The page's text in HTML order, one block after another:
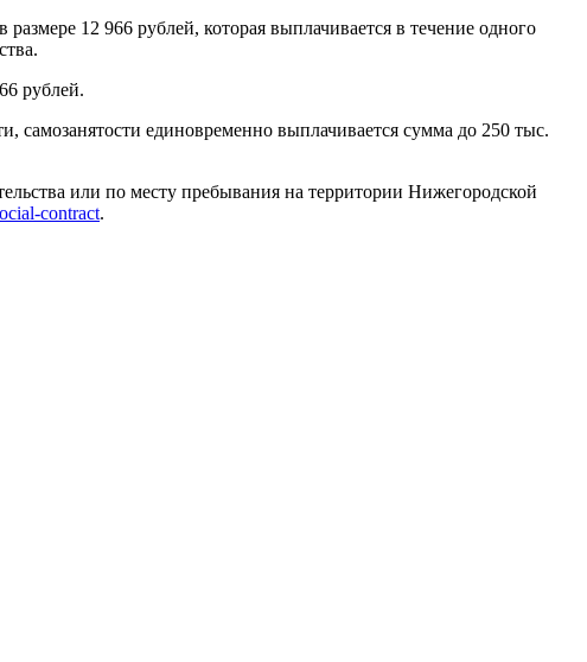
12 966 рублей, которая выплачивается в течение одного
рублей.
самозанятости единовременно выплачивается сумма до 250 тыс.
или по месту пребывания на территории Нижегородской
contract.